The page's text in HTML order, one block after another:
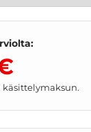
käsittelymaksun.